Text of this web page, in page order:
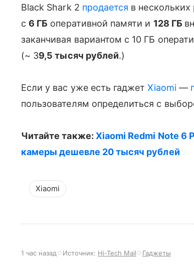
Black Shark 2 продается в нескольких
с6 ГБ оперативной памяти и 128 ГБ
заканчивая вариантом с 10 ГБ
(~ 39,5 тысяч рублей.)
Если у вас уже есть гаджетXiaomi—
пользователям определиться с
Читайте также: Xiaomi Redmi Note 6
камеры дешевле 20 тысяч рублей
Xiaomi
1 час назад Источник: Hi-Tech Mail Гаджеты